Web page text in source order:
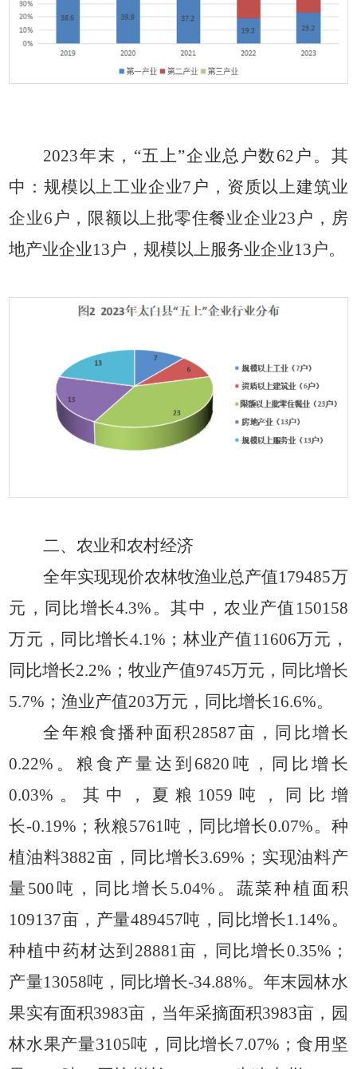
2023年末，“五上”企业总户数62户。其
中：规模以上工业企业7户，资质以上建筑业
企业6户，限额以上批零住餐业企业23户，房
地产业企业13户，规模以上服务业企业13户。
二、农业和农村经济
全年实现现价农林牧渔业总产值179485万
元，同比增长4.3%。其中，农业产值150158
万元，同比增长4.1%；林业产值11606万元，
同比增长2.2%；牧业产值9745万元，同比增长
5.7%；渔业产值203万元，同比增长16.6%。
全年粮食播种面积 28587亩，同比增长
0.22%。粮食产量达到6820吨，同比增长
0.03%。其中，夏粮1059吨，同比增
长-0.19%；秋粮5761吨，同比增长0.07%。种
植油料3882亩，同比增长3.69%；实现油料产
量500吨，同比增长5.04%。蔬菜种植面积
109137亩，产量489457吨，同比增长1.14%。
种植中药材达到28881亩，同比增长0.35%；
产量13058吨，同比增长-34.88%。年末园林水
果实有面积3983亩，当年采摘面积3983亩，园
林水果产量3105吨，同比增长7.07%；食用坚